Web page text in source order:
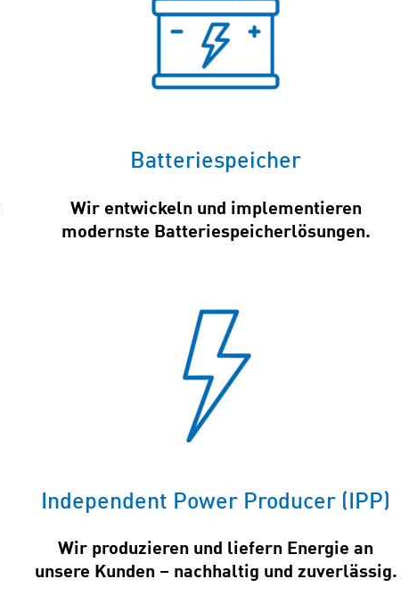
Batteriespeicher
Wir entwickeln und implementieren
modernste Batteriespeicherlösungen.
Independent Power Producer (IPP)
Wir produzieren und liefern Energie an
unsere Kunden – nachhaltig und zuverlässig.